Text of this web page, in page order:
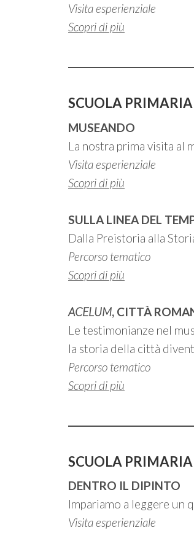
Visita esperienziale
Scopri di più
SCUOLA
MUSEANDO
La nostra prima visita al
Visita esperienziale
Scopri di più
SULLA LINEA DEL
Dalla Preistoria alla
Percorso tematico
Scopri di più
ACELUM, CITTÀ
Le testimonianze nel
la storia della città
Percorso tematico
Scopri di più
SCUOLA
DENTRO IL DIPINTO
Impariamo a leggere un
Visita esperienziale